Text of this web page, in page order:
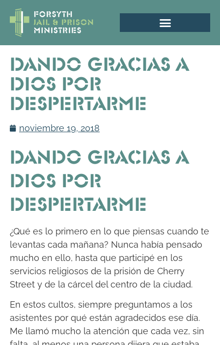
Dando gracias a
Dios por
despertarme
noviembre 19, 2018
Dando gracias a
Dios por
despertarme
¿Qué es lo primero en lo que piensas cuando te
levantas cada mañana? Nunca había pensado
mucho en ello, hasta que participé en los
servicios religiosos de la prisión de Cherry
Street y de la cárcel del centro de la ciudad.
En estos cultos, siempre preguntamos a los
asistentes por qué están agradecidos ese día.
Me llamó mucho la atención que cada vez, sin